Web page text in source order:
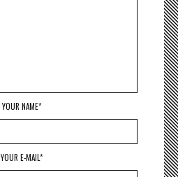
YOUR NAME*
YOUR E-MAIL*